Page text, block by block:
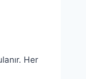
Her